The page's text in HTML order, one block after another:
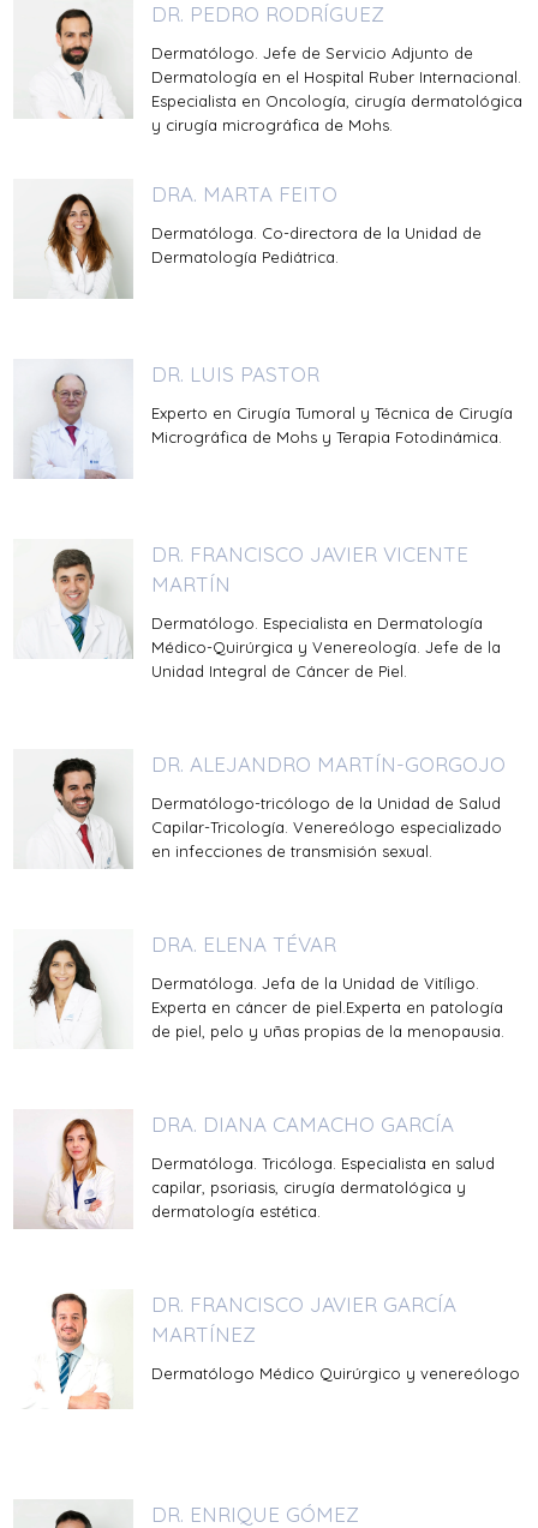
DR. PEDRO RODRÍGUEZ
Dermatólogo. Jefe de Servicio Adjunto de
Dermatología en el Hospital Ruber Internacional.
Especialista en Oncología, cirugía dermatológica
y cirugía micrográfica de Mohs.
DRA. MARTA FEITO
Dermatóloga. Co-directora de la Unidad de
Dermatología Pediátrica.
DR. LUIS PASTOR
Experto en Cirugía Tumoral y Técnica de Cirugía
Micrográfica de Mohs y Terapia Fotodinámica.
DR. FRANCISCO JAVIER VICENTE
MARTÍN
Dermatólogo. Especialista en Dermatología
Médico-Quirúrgica y Venereología. Jefe de la
Unidad Integral de Cáncer de Piel.
DR. ALEJANDRO MARTÍN-GORGOJO
Dermatólogo-tricólogo de la Unidad de Salud
Capilar-Tricología. Venereólogo especializado
en infecciones de transmisión sexual.
DRA. ELENA TÉVAR
Dermatóloga. Jefa de la Unidad de Vitíligo.
Experta en cáncer de piel.Experta en patología
de piel, pelo y uñas propias de la menopausia.
DRA. DIANA CAMACHO GARCÍA
Dermatóloga. Tricóloga. Especialista en salud
capilar, psoriasis, cirugía dermatológica y
dermatología estética.
DR. FRANCISCO JAVIER GARCÍA
MARTÍNEZ
Dermatólogo Médico Quirúrgico y venereólogo
DR. ENRIQUE GÓMEZ